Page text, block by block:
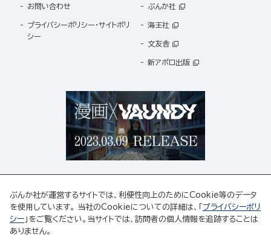
お問い合わせ
プライバシーポリシー・サイトポリ
シー
ぶんか社
海王社
文友舎
新アポロ出版
ABJマークは、この電子書店・電子書籍配信サービスが、著作権者からコンテンツ使用許諾を
得た正規版配信サービスであることを示す登録商標(登録番号 第6091713号)です。
ぶんか社が運営するサイトでは、利便性向上のためにCookie等のデータ
を使用しています。 当社のCookieについての詳細は、「 プライバシーポリ
シー 」をご覧ください。当サイトでは、訪問者の個人情報を追跡することは
ありません。